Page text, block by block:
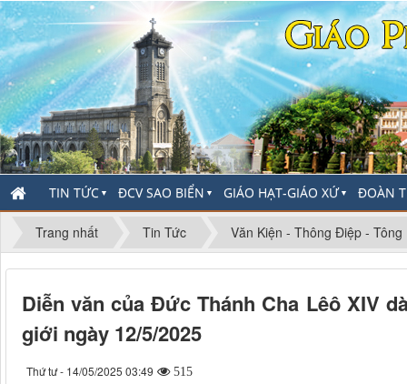
TIN TỨC ▼ ĐCV SAO BIỂN ▼ GIÁO HẠT-GIÁO XỨ▼ ĐOÀN
Trang nhất Tin Tức Văn Kiện - Thông Điệp - Tông
Diễn văn của Đức Thánh Cha Lêô XIV
giới ngày 12/5/2025
Thứ tư - 14/05/2025 03:49 515